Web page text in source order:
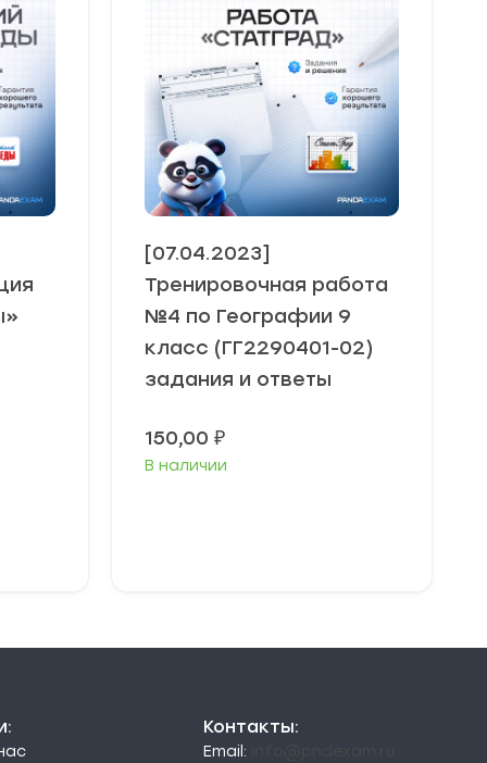
[07.04.2023]
Тренировочная работа
№4 по Географии 9
класс (ГГ2290401-02)
задания и ответы
150,00 ₽
В наличии
Контакты:
Email: